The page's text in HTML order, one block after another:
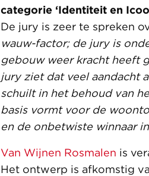
categorie ‘Identiteit en
De jury is zeer te spreken
wauw-factor; de jury is
gebouw weer kracht heeft
jury ziet dat veel aandacht
schuilt in het behoud van
basis vormt voor de
en de onbetwiste winnaar
Van Wijnen Rosmalen is
Het ontwerp is afkomstig